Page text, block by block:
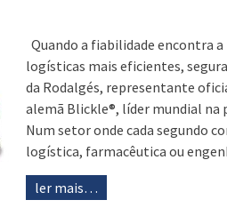
Quando a fiabilidade encontra
logísticas mais eficientes,
da Rodalgés, representante
alemã Blickle®, líder mundial na
Num setor onde cada segundo
logística, farmacêutica ou
ler mais…